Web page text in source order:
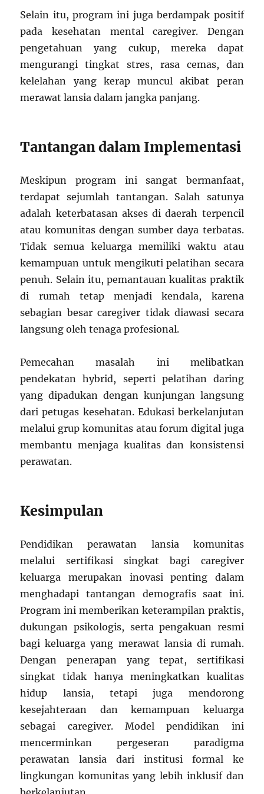
Selain itu, program ini juga berdampak positif
pada kesehatan mental caregiver. Dengan
pengetahuan yang cukup, mereka dapat
mengurangi tingkat stres, rasa cemas, dan
kelelahan yang kerap muncul akibat peran
merawat lansia dalam jangka panjang.
Tantangan dalam Implementasi
Meskipun program ini sangat bermanfaat,
terdapat sejumlah tantangan. Salah satunya
adalah keterbatasan akses di daerah terpencil
atau komunitas dengan sumber daya terbatas.
Tidak semua keluarga memiliki waktu atau
kemampuan untuk mengikuti pelatihan secara
penuh. Selain itu, pemantauan kualitas praktik
di rumah tetap menjadi kendala, karena
sebagian besar caregiver tidak diawasi secara
langsung oleh tenaga profesional.
Pemecahan masalah ini melibatkan
pendekatan hybrid, seperti pelatihan daring
yang dipadukan dengan kunjungan langsung
dari petugas kesehatan. Edukasi berkelanjutan
melalui grup komunitas atau forum digital juga
membantu menjaga kualitas dan konsistensi
perawatan.
Kesimpulan
Pendidikan perawatan lansia komunitas
melalui sertifikasi singkat bagi caregiver
keluarga merupakan inovasi penting dalam
menghadapi tantangan demografis saat ini.
Program ini memberikan keterampilan praktis,
dukungan psikologis, serta pengakuan resmi
bagi keluarga yang merawat lansia di rumah.
Dengan penerapan yang tepat, sertifikasi
singkat tidak hanya meningkatkan kualitas
hidup lansia, tetapi juga mendorong
kesejahteraan dan kemampuan keluarga
sebagai caregiver. Model pendidikan ini
mencerminkan pergeseran paradigma
perawatan lansia dari institusi formal ke
lingkungan komunitas yang lebih inklusif dan